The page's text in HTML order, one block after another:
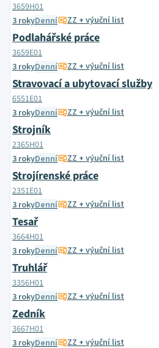
3659H01
3 rokyDenní ZZ + výuční list
Podlahářské práce
3659E01
3 rokyDenní ZZ + výuční list
Stravovací a ubytovací služby
6551E01
3 rokyDenní ZZ + výuční list
Strojník
2365H01
3 rokyDenní ZZ + výuční list
Strojírenské práce
2351E01
3 rokyDenní ZZ + výuční list
Tesař
3664H01
3 rokyDenní ZZ + výuční list
Truhlář
3356H01
3 rokyDenní ZZ + výuční list
Zedník
3667H01
3 rokyDenní ZZ + výuční list